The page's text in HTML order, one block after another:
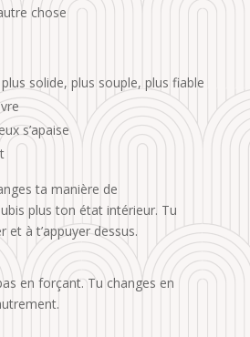
chose
solide, plus souple, plus fiable
s’apaise
ta manière de
plus ton état intérieur. Tu
et à t’appuyer dessus.
en forçant. Tu changes en